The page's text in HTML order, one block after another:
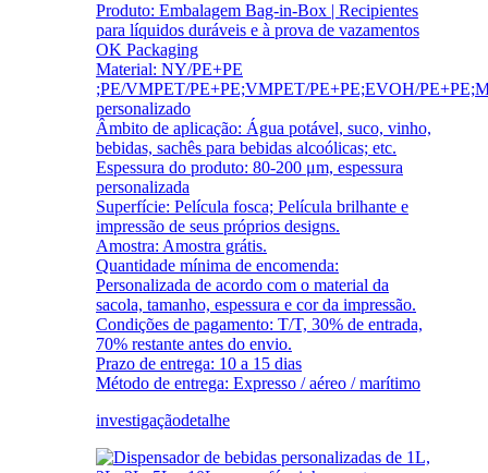
Produto: Embalagem Bag-in-Box | Recipientes
para líquidos duráveis ​​e à prova de vazamentos
OK Packaging
Material: NY/PE+PE
;PE/VMPET/PE+PE;VMPET/PE+PE;EVOH/
personalizado
Âmbito de aplicação: Água potável, suco, vinho,
bebidas, sachês para bebidas alcoólicas; etc.
Espessura do produto: 80-200 μm, espessura
personalizada
Superfície: Película fosca; Película brilhante e
impressão de seus próprios designs.
Amostra: Amostra grátis.
Quantidade mínima de encomenda:
Personalizada de acordo com o material da
sacola, tamanho, espessura e cor da impressão.
Condições de pagamento: T/T, 30% de entrada,
70% restante antes do envio.
Prazo de entrega: 10 a 15 dias
Método de entrega: Expresso / aéreo / marítimo
investigaçãodetalhe